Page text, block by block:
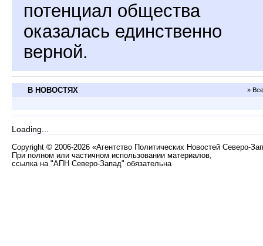
потенциал общества
оказалась единственно
верной.
В НОВОСТЯХ »
Loading...
Copyright © 2006-2026 «Агентство Политических Новостей Северо-
При полном или частичном использовании материалов,
ссылка на "АПН Северо-Запад" обязательна